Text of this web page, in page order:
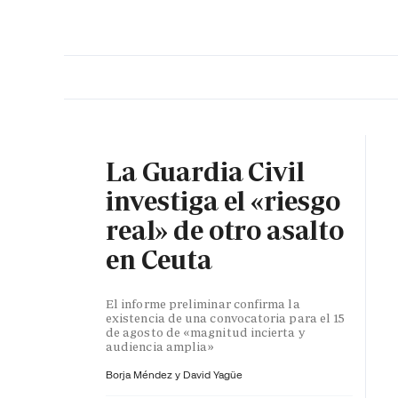
La Guardia Civil
investiga el «riesgo
real» de otro asalto
en Ceuta
El informe preliminar confirma la
existencia de una convocatoria para el 15
de agosto de «magnitud incierta y
audiencia amplia»
Borja Méndez y David Yagüe